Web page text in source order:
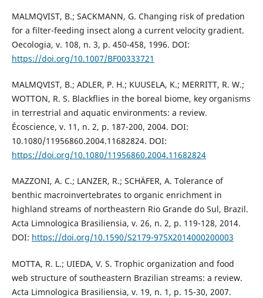
MALMQVIST, B.; SACKMANN, G. Changing risk of predation
for a filter-feeding insect along a current velocity gradient.
Oecologia, v. 108, n. 3, p. 450-458, 1996. DOI:
https://doi.org/10.1007/BF00333721
MALMQVIST, B.; ADLER, P. H.; KUUSELA, K.; MERRITT, R. W.;
WOTTON, R. S. Blackflies in the boreal biome, key organisms
in terrestrial and aquatic environments: a review.
Écoscience, v. 11, n. 2, p. 187-200, 2004. DOI:
10.1080/11956860.2004.11682824. DOI:
https://doi.org/10.1080/11956860.2004.11682824
MAZZONI, A. C.; LANZER, R.; SCHÄFER, A. Tolerance of
benthic macroinvertebrates to organic enrichment in
highland streams of northeastern Rio Grande do Sul, Brazil.
Acta Limnologica Brasiliensia, v. 26, n. 2, p. 119-128, 2014.
DOI: https://doi.org/10.1590/S2179-975X2014000200003
MOTTA, R. L.; UIEDA, V. S. Trophic organization and food
web structure of southeastern Brazilian streams: a review.
Acta Limnologica Brasiliensia, v. 19, n. 1, p. 15-30, 2007.